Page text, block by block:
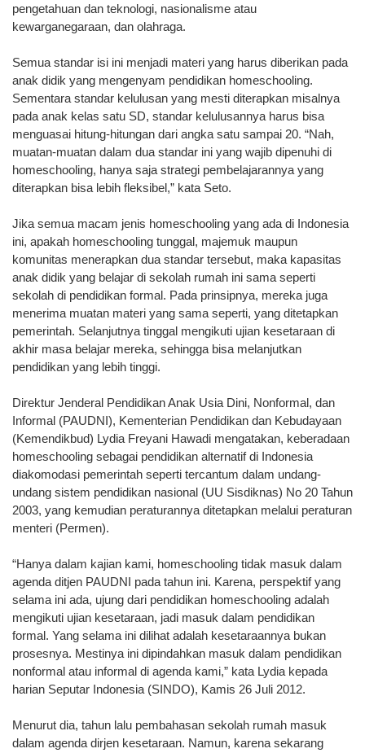
pengetahuan dan teknologi, nasionalisme atau
kewarganegaraan, dan olahraga.
Semua standar isi ini menjadi materi yang harus diberikan pada
anak didik yang mengenyam pendidikan homeschooling.
Sementara standar kelulusan yang mesti diterapkan misalnya
pada anak kelas satu SD, standar kelulusannya harus bisa
menguasai hitung-hitungan dari angka satu sampai 20. “Nah,
muatan-muatan dalam dua standar ini yang wajib dipenuhi di
homeschooling, hanya saja strategi pembelajarannya yang
diterapkan bisa lebih fleksibel,” kata Seto.
Jika semua macam jenis homeschooling yang ada di Indonesia
ini, apakah homeschooling tunggal, majemuk maupun
komunitas menerapkan dua standar tersebut, maka kapasitas
anak didik yang belajar di sekolah rumah ini sama seperti
sekolah di pendidikan formal. Pada prinsipnya, mereka juga
menerima muatan materi yang sama seperti, yang ditetapkan
pemerintah. Selanjutnya tinggal mengikuti ujian kesetaraan di
akhir masa belajar mereka, sehingga bisa melanjutkan
pendidikan yang lebih tinggi.
Direktur Jenderal Pendidikan Anak Usia Dini, Nonformal, dan
Informal (PAUDNI), Kementerian Pendidikan dan Kebudayaan
(Kemendikbud) Lydia Freyani Hawadi mengatakan, keberadaan
homeschooling sebagai pendidikan alternatif di Indonesia
diakomodasi pemerintah seperti tercantum dalam undang-
undang sistem pendidikan nasional (UU Sisdiknas) No 20 Tahun
2003, yang kemudian peraturannya ditetapkan melalui peraturan
menteri (Permen).
“Hanya dalam kajian kami, homeschooling tidak masuk dalam
agenda ditjen PAUDNI pada tahun ini. Karena, perspektif yang
selama ini ada, ujung dari pendidikan homeschooling adalah
mengikuti ujian kesetaraan, jadi masuk dalam pendidikan
formal. Yang selama ini dilihat adalah kesetaraannya bukan
prosesnya. Mestinya ini dipindahkan masuk dalam pendidikan
nonformal atau informal di agenda kami,” kata Lydia kepada
harian Seputar Indonesia (SINDO), Kamis 26 Juli 2012.
Menurut dia, tahun lalu pembahasan sekolah rumah masuk
dalam agenda dirjen kesetaraan. Namun, karena sekarang